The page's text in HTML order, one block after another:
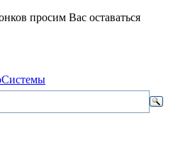
просим Вас оставаться